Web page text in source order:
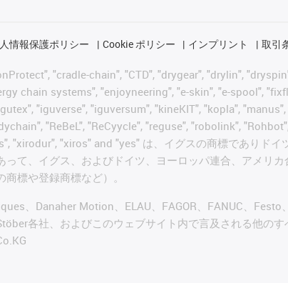
情報保護ポリシー Cookie ポリシー インプリント 取引
"cradle-chain", "CTD", "drygear", "drylin",
chain systems", "enjoyneering", "e-skin", "e-spool",
"iguverse", "iguversum", "kineKIT", "kopla",
"ReBeL", "ReCyycle", "reguse", "robolink",
"xiros" and "yes" は、イグスの商標でありドイ
て、イグス、およびドイツ、ヨーロッパ連合、アメリ
標や登録商標など）。
、Danaher Motion、ELAU、FAGOR、FANUC、Festo
各社、およびこのウェブサイト内で言及される他の